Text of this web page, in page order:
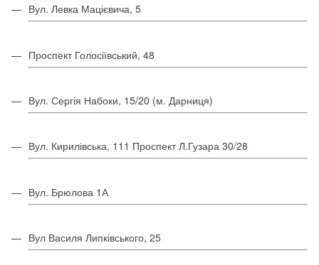
Вул. Левка Мацієвича, 5
Проспект Голосіївський, 48
Вул. Сергія Набоки, 15/20 (м. Дарниця)
Вул. Кирилівська, 111 Проспект Л.Гузара 30/28
Вул. Брюлова 1А
Вул Василя Липківського, 25